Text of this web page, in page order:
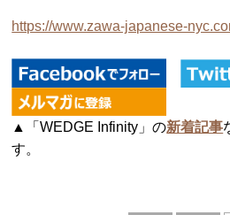
https://www.zawa-japanese-
▲「WEDGE Infinity」の新着記事
す。